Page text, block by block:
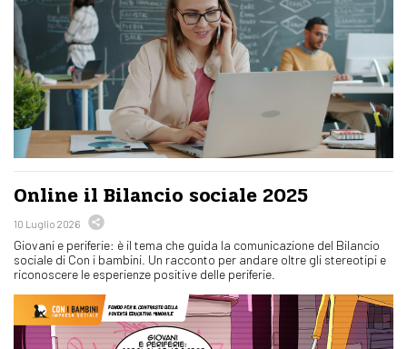
Online il Bilancio sociale 2025
10 Luglio 2026
Giovani e periferie: è il tema che guida la comunicazione del Bilancio
sociale di Con i bambini. Un racconto per andare oltre gli stereotipi e
riconoscere le esperienze positive delle periferie.